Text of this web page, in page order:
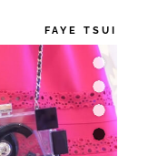
FAYE TSUI